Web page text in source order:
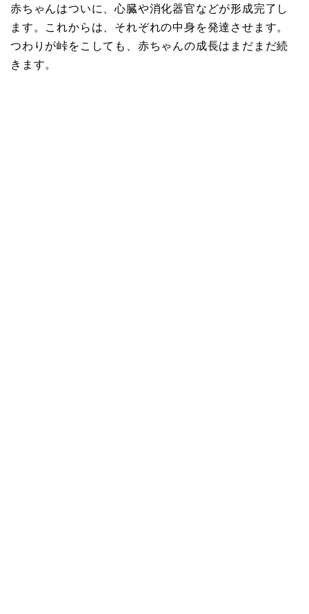
赤ちゃんはついに、心臓や消化器官などが形成完了し
ます。これからは、それぞれの中身を発達させます。
つわりが峠をこしても、赤ちゃんの成長はまだまだ続
きます。